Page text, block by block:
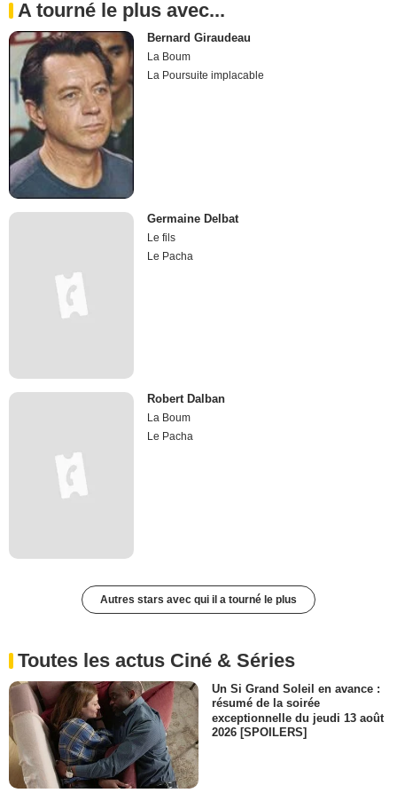
A tourné le plus avec...
Bernard Giraudeau
La Boum
La Poursuite implacable
Germaine Delbat
Le fils
Le Pacha
Robert Dalban
La Boum
Le Pacha
Autres stars avec qui il a tourné le plus
Toutes les actus Ciné & Séries
Un Si Grand Soleil en avance :
résumé de la soirée
exceptionnelle du jeudi 13 août
2026 [SPOILERS]